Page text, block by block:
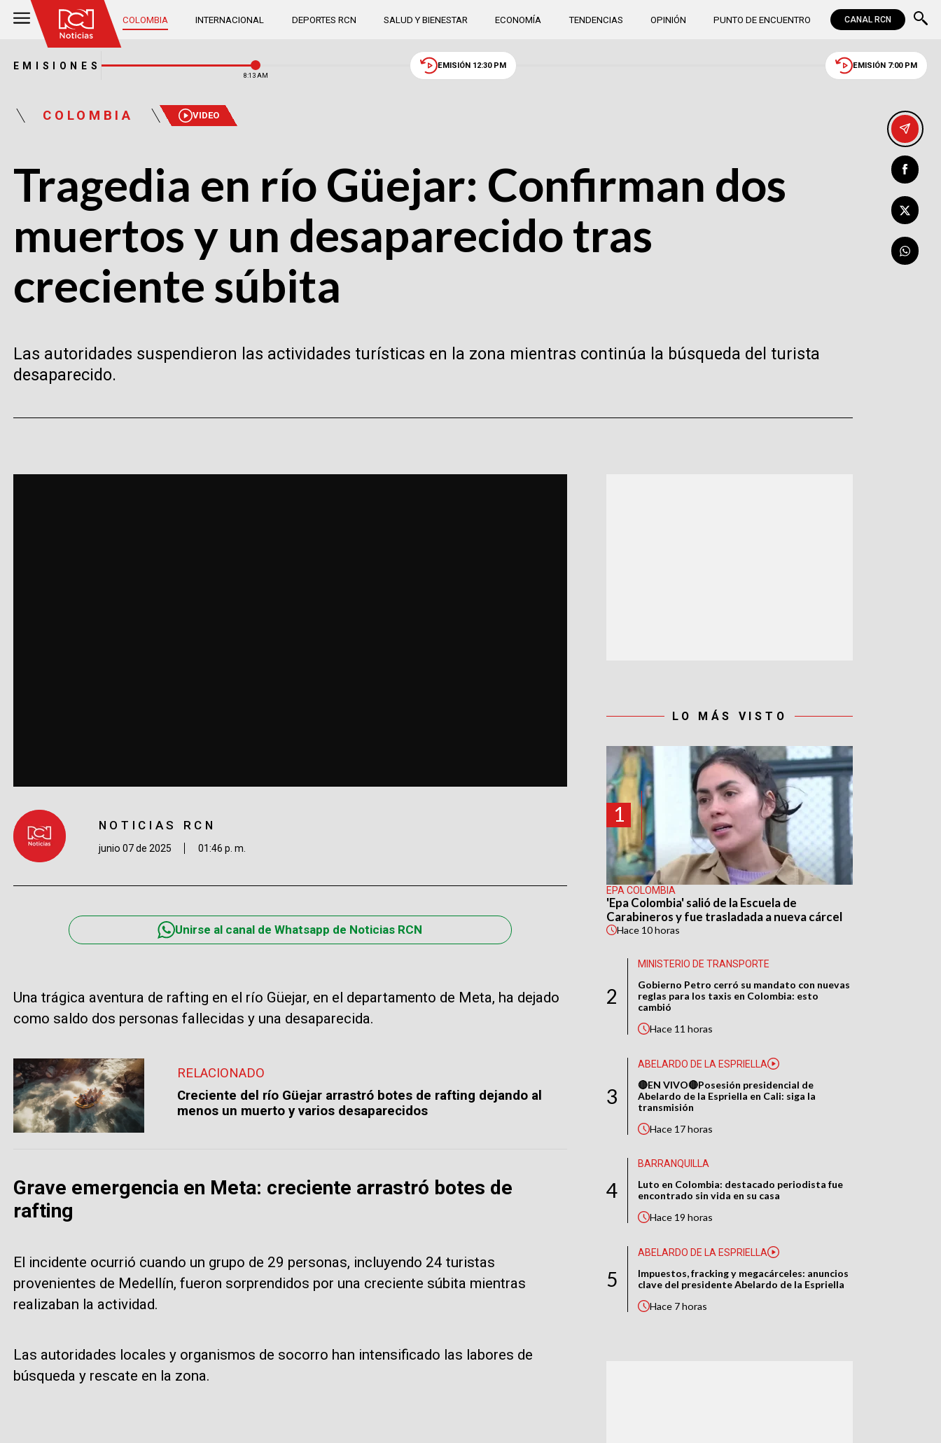
COLOMBIA INTERNACIONAL DEPORTES RCN SALUD Y BIENESTAR ECONOMÍA TENDENCIAS OPINIÓN PUNTO DE ENCUENTRO CANAL RCN
EMISIONES
8:13 AM
EMISIÓN 12:30 PM EMISIÓN 7:00 PM
COLOMBIA VIDEO
Tragedia en río Güejar: Confirman dos
muertos y un desaparecido tras
creciente súbita
Las autoridades suspendieron las actividades turísticas en la zona mientras continúa la búsqueda del turista
desaparecido.
NOTICIAS RCN
junio 07 de 2025 01:46 p. m.
Unirse al canal de Whatsapp de Noticias RCN
Una trágica aventura de rafting en el río Güejar, en el departamento de Meta, ha dejado
como saldo dos personas fallecidas y una desaparecida.
RELACIONADO
Creciente del río Güejar arrastró botes de rafting dejando al
menos un muerto y varios desaparecidos
Grave emergencia en Meta: creciente arrastró botes de
rafting
El incidente ocurrió cuando un grupo de 29 personas, incluyendo 24 turistas
provenientes de Medellín, fueron sorprendidos por una creciente súbita mientras
realizaban la actividad.
Las autoridades locales y organismos de socorro han intensificado las labores de
búsqueda y rescate en la zona.
LO MÁS VISTO
1
EPA COLOMBIA
'Epa Colombia' salió de la Escuela de
Carabineros y fue trasladada a nueva cárcel
Hace 10 horas
2
MINISTERIO DE TRANSPORTE
Gobierno Petro cerró su mandato con nuevas
reglas para los taxis en Colombia: esto
cambió
Hace 11 horas
3
ABELARDO DE LA ESPRIELLA
🔴EN VIVO🔴Posesión presidencial de
Abelardo de la Espriella en Cali: siga la
transmisión
Hace 17 horas
4
BARRANQUILLA
Luto en Colombia: destacado periodista fue
encontrado sin vida en su casa
Hace 19 horas
5
ABELARDO DE LA ESPRIELLA
Impuestos, fracking y megacárceles: anuncios
clave del presidente Abelardo de la Espriella
Hace 7 horas